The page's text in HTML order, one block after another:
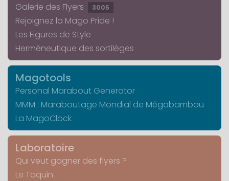
Galerie des Flyers
3005
Rejoignez la Mago Pride !
Les Figures de Style
Herméneutique des sortilèges
Magotools
Personal Marabout Generator
MMM : Maraboutage Mondial de Mégabambou
La MagoClock
Laboratoire
Qui veut gagner des flyers ?
Le Taquin